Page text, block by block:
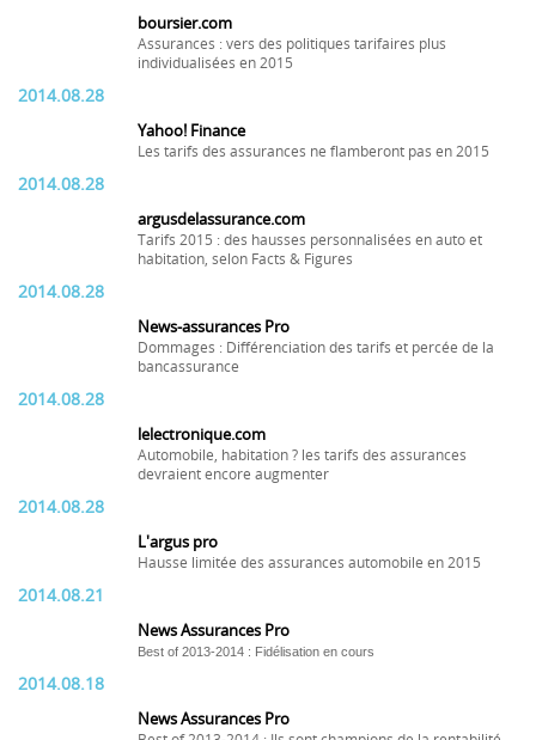
boursier.com
Assurances : vers des politiques tarifaires plus
individualisées en 2015
2014.08.28
Yahoo! Finance
Les tarifs des assurances ne flamberont pas en 2015
2014.08.28
argusdelassurance.com
Tarifs 2015 : des hausses personnalisées en auto et
habitation, selon Facts & Figures
2014.08.28
News-assurances Pro
Dommages : Différenciation des tarifs et percée de la
bancassurance
2014.08.28
lelectronique.com
Automobile, habitation ? les tarifs des assurances
devraient encore augmenter
2014.08.28
L'argus pro
Hausse limitée des assurances automobile en 2015
2014.08.21
News Assurances Pro
Best of 2013-2014 : Fidélisation en cours
2014.08.18
News Assurances Pro